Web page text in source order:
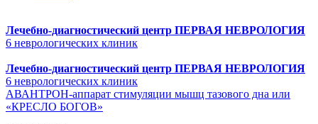
Лечебно-диагностический центр ПЕРВАЯ НЕВРОЛОГИЯ
6 неврологических клиник
Лечебно-диагностический центр ПЕРВАЯ НЕВРОЛОГИЯ
6 неврологических клиник
АВАНТРОН-аппарат стимуляции мышц тазового дна или
«КРЕСЛО БОГОВ»